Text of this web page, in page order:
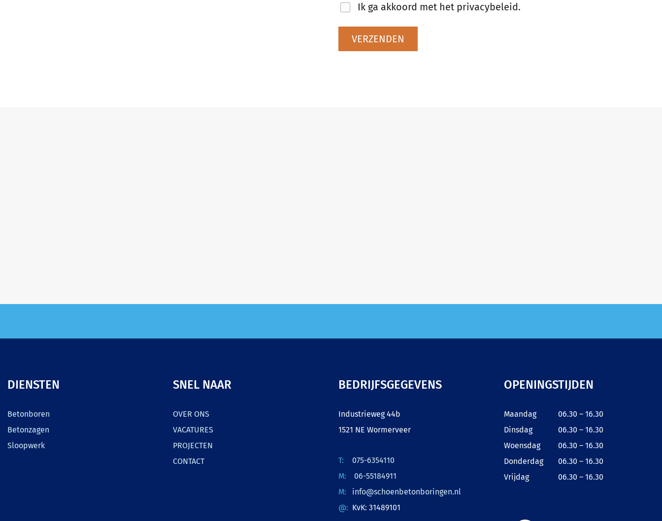
Ik ga akkoord met het privacybeleid.
VERZENDEN
DIENSTEN
Betonboren
Betonzagen
Sloopwerk
SNEL NAAR
OVER ONS
VACATURES
PROJECTEN
CONTACT
BEDRIJFSGEGEVENS
Industrieweg 44b
1521 NE Wormerveer
075-6354110
06-55184911
info@schoenbetonboringen.nl
KvK: 31489101
OPENINGSTIJDEN
Maandag
06.30 – 16.30
Dinsdag
06.30 – 16.30
Woensdag
06.30 – 16.30
Donderdag
06.30 – 16.30
Vrijdag
06.30 – 16.30